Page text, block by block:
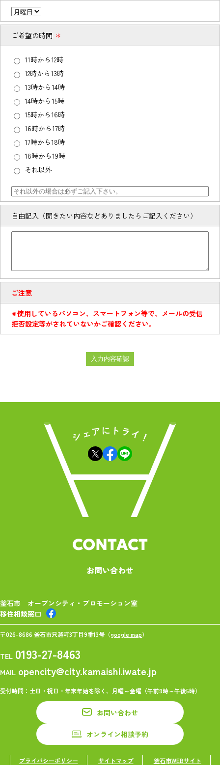
ご希望の時間 ＊
11時から12時
12時から13時
13時から14時
14時から15時
15時から16時
16時から17時
17時から18時
18時から19時
それ以外
自由記入（聞きたい内容などありましたらご記入ください）
ご注意
※使用しているパソコン、スマートフォン等で、メールの受信
拒否設定等がされていないかご確認ください。
CONTACT
お問い合わせ
釜石市 オープンシティ・プロモーション室
移住相談窓口
〒026-8686 釜石市只越町3丁目9番13号（google map）
TEL 0193-27-8463
MAIL opencity@city.kamaishi.iwate.jp
受付時間：土日・祝日・年末年始を除く、月曜～金曜（午前9時～午後5時）
お問い合わせ
オンライン相談予約
プライバシーポリシー サイトマップ 釜石市WEBサイト